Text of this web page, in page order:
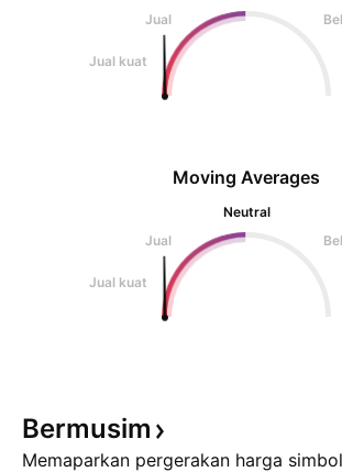
Jual
Jual kuat
Moving Averages
Neutral
Jual
Jual kuat
Bermusim
Memaparkan pergerakan harga